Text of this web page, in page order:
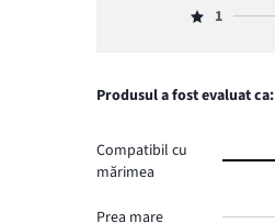
2.
de
numărul
2,
voturi
0.
Evaluare
de
1
Produsul a fost evaluat ca:
Compatibil cu
mărimea
Prea mare